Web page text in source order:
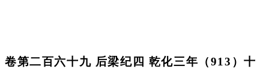
卷第二百六十九 后梁纪四 乾化三年（913）十